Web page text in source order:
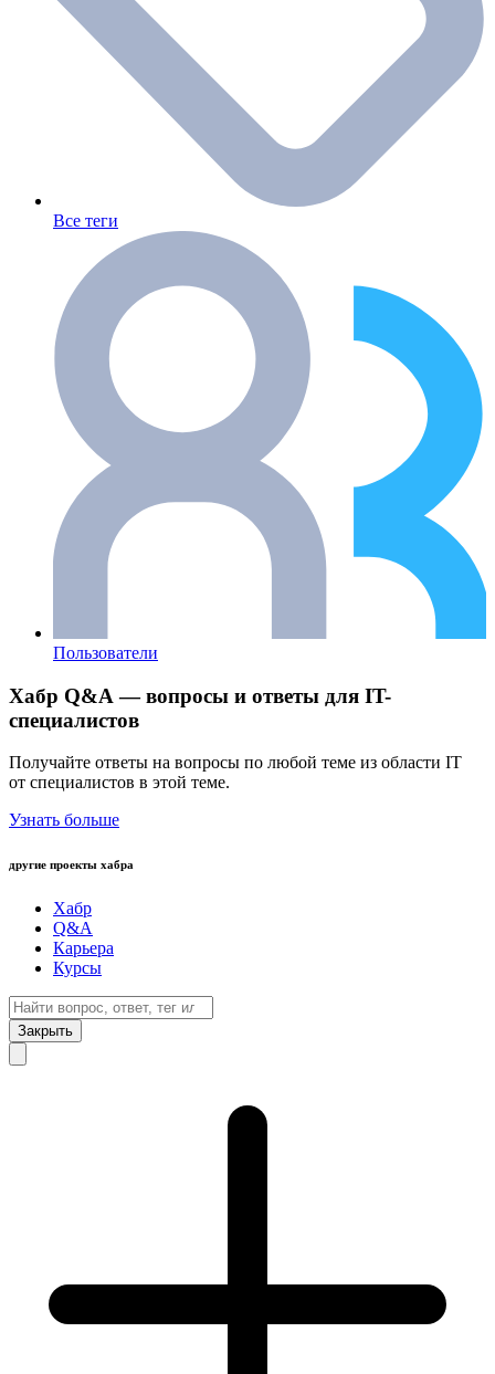
Все теги
Пользователи
Хабр Q&A — вопросы и ответы для IT-
специалистов
Получайте ответы на вопросы по любой теме из области IT
от специалистов в этой теме.
Узнать больше
другие проекты хабра
Хабр
Q&A
Карьера
Курсы
Закрыть